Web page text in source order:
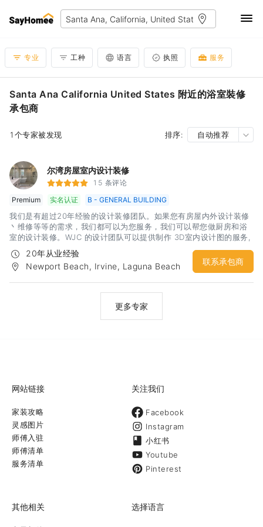
专业 工种 语言 执照 服务
Santa Ana California United States 附近的浴室裝修
承包商
1个专家被发现 排序: 自动推荐
尔湾房屋室内设计装修
15 条评论
Premium
实名认证 B - GENERAL BUILDING
我们是有超过20年经验的设计装修团队。如果您有房屋内外设计装修
丶维修等等的需求，我们都可以为您服务，我们可以帮您做厨房和浴
室的设计装修。WJC 的设计团队可以提供制作 3D室内设计图的服务,
能够帮助您更清楚的了解完工后的视觉效果。工作範圍南加橘郡
20年从业经验
Newport Beach, Irvine, Laguna Beach
联系承包商
更多专家
网站链接
家装攻略
灵感图片
师傅入驻
师傅清单
服务清单
关注我们
Facebook
Instagram
小红书
Youtube
Pinterest
其他相关 选择语言